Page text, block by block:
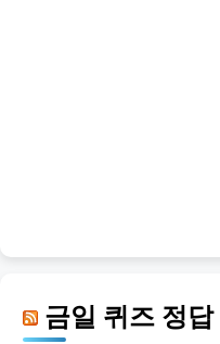
금일 퀴즈 정답